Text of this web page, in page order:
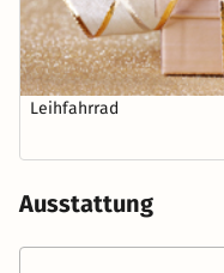
Leihfahrrad
Ausstattung